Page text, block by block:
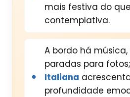
mais festiva do que
contemplativa.
A bordo há música,
paradas para
Italiana
profundidade